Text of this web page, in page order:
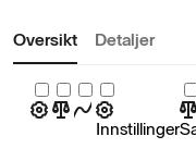
Oversikt Detaljer
Innstillinger